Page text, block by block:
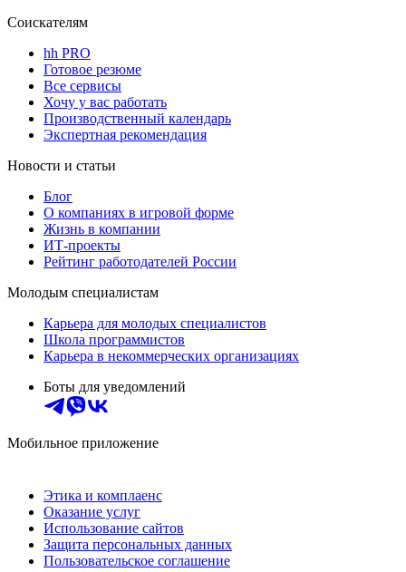
Соискателям
hh PRO
Готовое резюме
Все сервисы
Хочу у вас работать
Производственный календарь
Экспертная рекомендация
Новости и статьи
Блог
О компаниях в игровой форме
Жизнь в компании
ИТ-проекты
Рейтинг работодателей России
Молодым специалистам
Карьера для молодых специалистов
Школа программистов
Карьера в некоммерческих организациях
Боты для уведомлений
Мобильное приложение
Этика и комплаенс
Оказание услуг
Использование сайтов
Защита персональных данных
Пользовательское соглашение